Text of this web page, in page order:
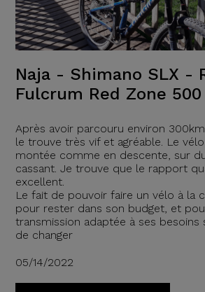
Naja - Shimano SLX -
Fulcrum Red Zone 500
Après avoir parcouru environ
le trouve très vif et agréable. Le
montée comme en descente, sur
cassant. Je trouve que le rapport
excellent.
Le fait de pouvoir faire un vélo à la
pour rester dans son budget, et
transmission adaptée à ses besoins
de changer
05/14/2022